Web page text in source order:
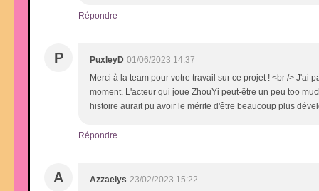
Répondre
P PuxleyD 01/06/2023 14:37
Merci à la team pour votre travail sur ce projet ! <br /> J'ai
moment. L'acteur qui joue ZhouYi peut-être un peu too
histoire aurait pu avoir le mérite d'être beaucoup plus
Répondre
A Azzaelys 23/02/2023 15:22